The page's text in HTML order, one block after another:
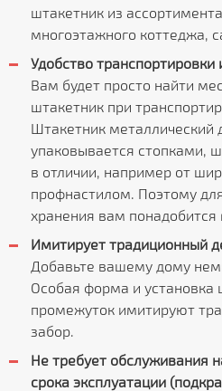
штакетник из
многоэтажного коттеджа,
Удобство транспортировки
Вам будет просто найти
штакетник при
Штакетник металлический
упаковывается стопками,
в отличии, например от
профнастилом. Поэтому
хранения вам
Имитирует традиционный
Добавьте вашему дому
Особая форма и установка
промежуток имитируют
забор.
Не требует обслуживания
срока эксплуатации